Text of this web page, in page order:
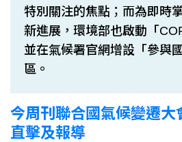
特別關注的焦點；而為即時
新進展，環境部也啟動「
並在氣候署官網增設「參與
區。
今周刊聯合國氣候變遷大
直擊及報導